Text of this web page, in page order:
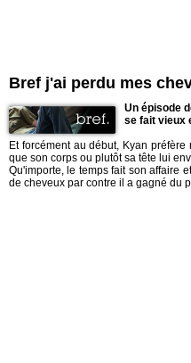
Bref j'ai perdu mes
Un épisode
se fait vieux
Et forcément au début, Kyan
que son corps ou plutôt sa tête lui
Qu'importe, le temps fait son affaire
de cheveux par contre il a gagné du